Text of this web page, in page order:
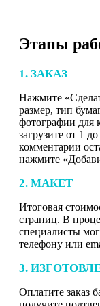
Этапы
1. ЗАКАЗ
Нажмите
размер, тип
фотографии для
загрузите от 1
комментарии
нажмите
2. МАКЕТ
Итоговая
страниц. В
специалисты
телефону или
3.
Оплатите заказ